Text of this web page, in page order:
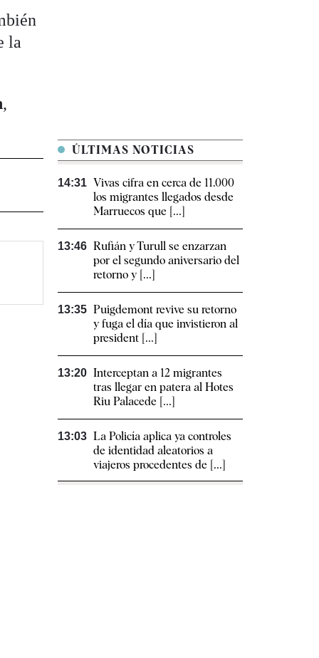
la
,
ÚLTIMAS NOTICIAS
14:31 Vivas cifra en cerca de 11.000
los migrantes llegados desde
Marruecos que [...]
13:46 Rufián y Turull se enzarzan
por el segundo aniversario del
retorno y [...]
13:35 Puigdemont revive su retorno
y fuga el día que invistieron al
president [...]
13:20 Interceptan a 12 migrantes
tras llegar en patera al Hotes
Riu Palacede [...]
13:03 La Policía aplica ya controles
de identidad aleatorios a
viajeros procedentes de [...]